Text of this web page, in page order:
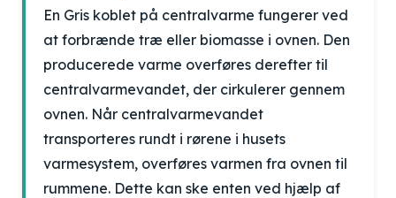
En Gris koblet på centralvarme fungerer ved
at forbrænde træ eller biomasse i ovnen. Den
producerede varme overføres derefter til
centralvarmevandet, der cirkulerer gennem
ovnen. Når centralvarmevandet
transporteres rundt i rørene i husets
varmesystem, overføres varmen fra ovnen til
rummene. Dette kan ske enten ved hjælp af